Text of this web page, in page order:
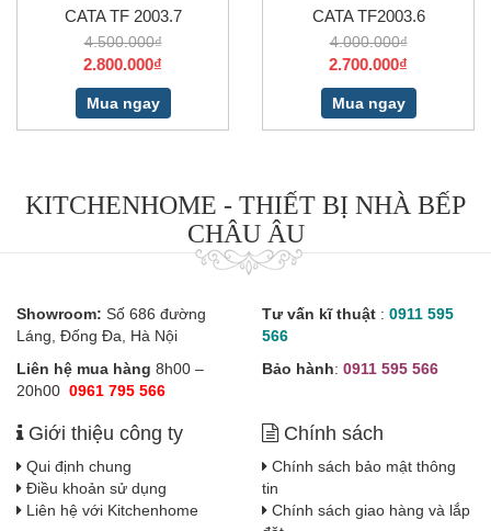
CATA TF 2003.7
4.500.000₫
2.800.000₫
Mua ngay
CATA TF2003.6
4.000.000₫
2.700.000₫
Mua ngay
KITCHENHOME - THIẾT BỊ NHÀ BẾP
CHÂU ÂU
Showroom: Số 686 đường
Láng, Đống Đa, Hà Nội
Liên hệ mua hàng 8h00 –
20h00 0961 795 566
Tư vấn kĩ thuật : 0911 595
566
Bảo hành: 0911 595 566
Giới thiệu công ty
Qui định chung
Điều khoản sử dụng
Liên hệ với Kitchenhome
Chính sách
Chính sách bảo mật thông
tin
Chính sách giao hàng và lắp